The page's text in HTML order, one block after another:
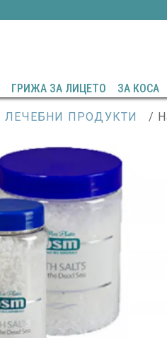
ГРИЖА ЗА ЛИЦЕТО ЗА КОСА
ЛЕЧЕБНИ ПРОДУКТИ /